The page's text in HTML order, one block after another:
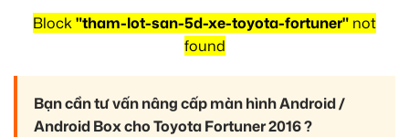
Block"tham-lot-san-5d-xe-toyota-fortuner" not
found
Bạn cần tư vấn nâng cấp màn hình Android /
Android Box cho Toyota Fortuner 2016 ?